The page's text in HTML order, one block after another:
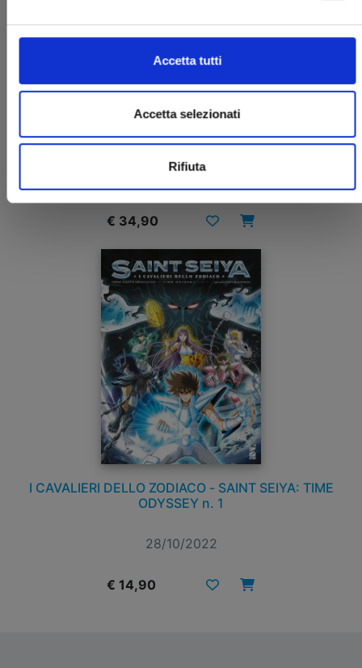
Accetta tutti
Accetta selezionati
Rifiuta
I CAVALIERI DELLO ZODIACO - SAINT SEIYA: TIME
ODYSSEY n. 1
COLLECTOR EDITION
€ 34,90
I CAVALIERI DELLO ZODIACO - SAINT SEIYA: TIME
ODYSSEY n. 1
28/10/2022
€ 14,90